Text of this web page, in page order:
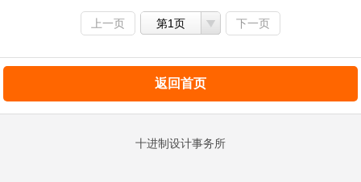
上一页 第1页 下一页
返回首页
十进制设计事务所